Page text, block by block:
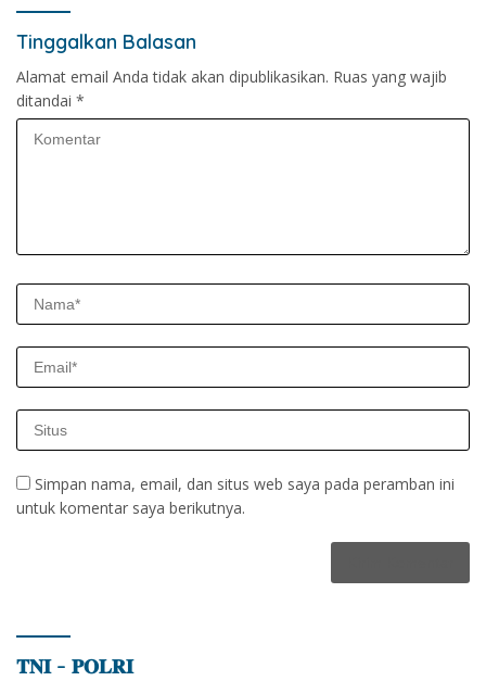
Tinggalkan Balasan
Alamat email Anda tidak akan dipublikasikan. Ruas yang wajib
ditandai *
Simpan nama, email, dan situs web saya pada peramban ini
untuk komentar saya berikutnya.
𝐓𝐍𝐈 – 𝐏𝐎𝐋𝐑𝐈